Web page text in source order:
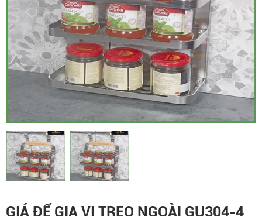
GIÁ ĐỂ GIA VỊ TREO NGOÀI GU304-4